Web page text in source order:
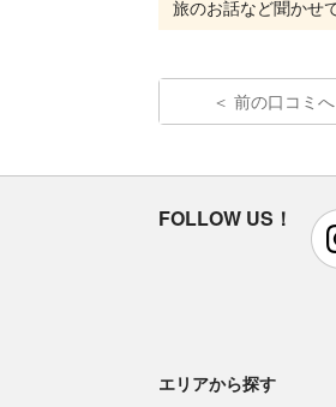
前の口コミへ
FOLLOW US！
エリアから探す